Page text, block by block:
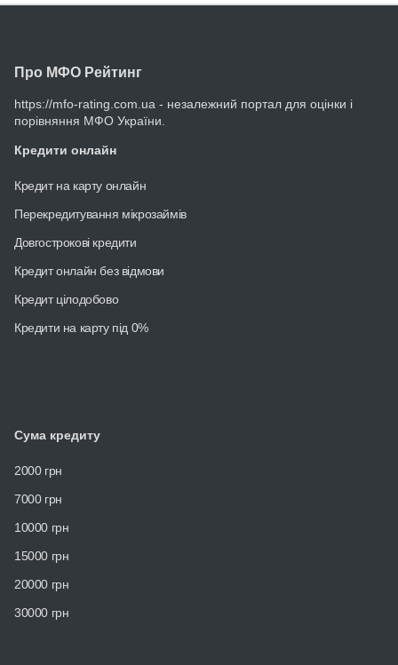
Про МФО Рейтинг
https://mfo-rating.com.ua - незалежний портал для оцінки і
порівняння МФО України.
Кредити онлайн
Кредит на карту онлайн
Перекредитування мікрозаймів
Довгострокові кредити
Кредит онлайн без відмови
Кредит цілодобово
Кредити на карту під 0%
Сума кредиту
2000 грн
7000 грн
10000 грн
15000 грн
20000 грн
30000 грн